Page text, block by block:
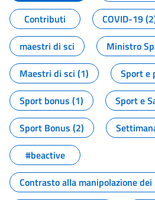
Contributi
COVID-19
maestri di sci
Ministro
Maestri di sci (1)
Sport e
Sport bonus (1)
Sport e
Sport Bonus (2)
#beactive
Contrasto alla manipolazione